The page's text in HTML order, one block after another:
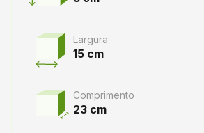
Largura
15 cm
Comprimento
23 cm